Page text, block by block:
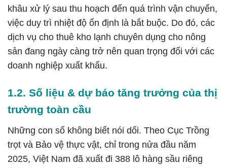
khâu xử lý sau thu hoạch đến quá trình vận chuyển,
việc duy trì nhiệt độ ổn định là bắt buộc. Do đó, các
dịch vụ cho thuê kho lạnh chuyên dụng cho nông
sản đang ngày càng trở nên quan trọng đối với các
doanh nghiệp xuất khẩu.
1.2. Số liệu & dự báo tăng trưởng của thị
trường toàn cầu
Những con số không biết nói dối. Theo Cục Trồng
trọt và Bảo vệ thực vật, chỉ trong nửa đầu năm
2025, Việt Nam đã xuất đi 388 lô hàng sầu riêng